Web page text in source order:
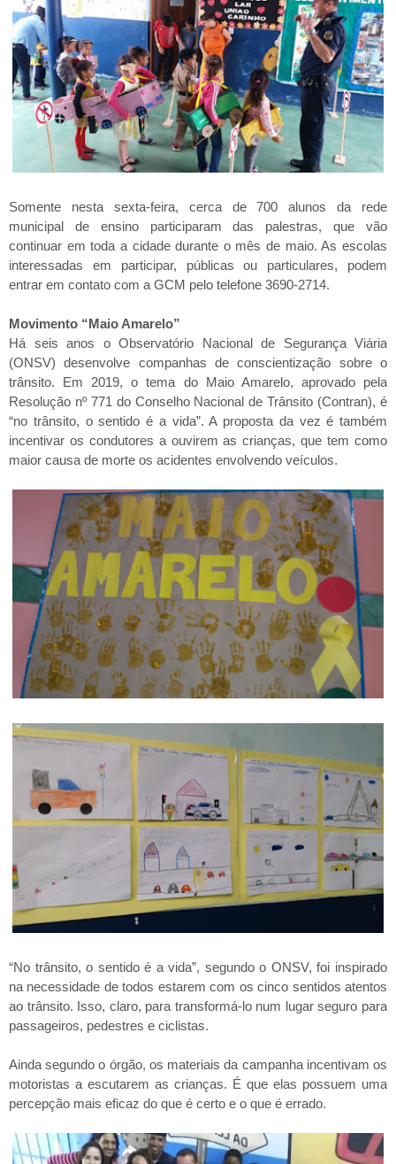
Somente nesta sexta-feira, cerca de 700 alunos da rede
municipal de ensino participaram das palestras, que vão
continuar em toda a cidade durante o mês de maio. As escolas
interessadas em participar, públicas ou particulares, podem
entrar em contato com a GCM pelo telefone 3690-2714.
Movimento “Maio Amarelo”
Há seis anos o Observatório Nacional de Segurança Viária
(ONSV) desenvolve companhas de conscientização sobre o
trânsito. Em 2019, o tema do Maio Amarelo, aprovado pela
Resolução nº 771 do Conselho Nacional de Trânsito (Contran), é
“no trânsito, o sentido é a vida”. A proposta da vez é também
incentivar os condutores a ouvirem as crianças, que tem como
maior causa de morte os acidentes envolvendo veículos.
“No trânsito, o sentido é a vida”, segundo o ONSV, foi inspirado
na necessidade de todos estarem com os cinco sentidos atentos
ao trânsito. Isso, claro, para transformá-lo num lugar seguro para
passageiros, pedestres e ciclistas.
Ainda segundo o órgão, os materiais da campanha incentivam os
motoristas a escutarem as crianças. É que elas possuem uma
percepção mais eficaz do que é certo e o que é errado.